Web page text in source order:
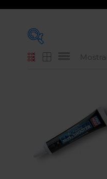
FILTRO
$26.000—